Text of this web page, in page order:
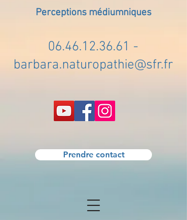
Perceptions médiumniques
06.46.12.36.61 -
barbara.naturopathie@sfr.fr
Prendre contact